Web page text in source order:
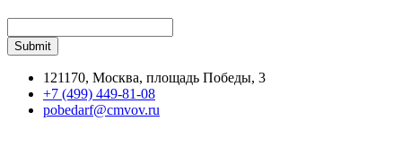
121170, Москва, площадь Победы, 3
+7 (499) 449-81-08
pobedarf@cmvov.ru